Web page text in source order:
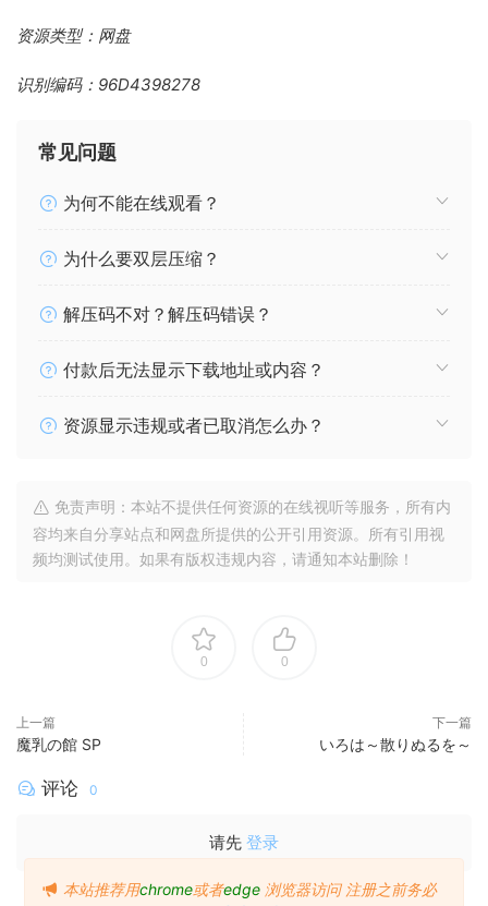
资源类型：网盘
识别编码：96D4398278
常见问题
为何不能在线观看？
为什么要双层压缩？
解压码不对？解压码错误？
付款后无法显示下载地址或内容？
资源显示违规或者已取消怎么办？
免责声明：本站不提供任何资源的在线视听等服务，所有内
容均来自分享站点和网盘所提供的公开引用资源。所有引用视
频均测试使用。如果有版权违规内容，请通知本站删除！
0 0
上一篇
魔乳の館 SP
下一篇
いろは～散りぬるを～
评论 0
请先 登录
本站推荐用chrome或者edge 浏览器访问 注册之前务必